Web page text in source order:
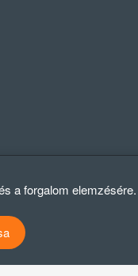
a forgalom elemzésére.